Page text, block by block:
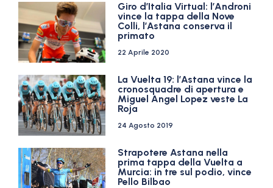
Giro d’Italia Virtual: l’Androni
vince la tappa della Nove
Colli, l’Astana conserva il
primato
22 Aprile 2020
La Vuelta 19: l’Astana vince la
cronosquadre di apertura e
Miguel Angel Lopez veste La
Roja
24 Agosto 2019
Strapotere Astana nella
prima tappa della Vuelta a
Murcia: in tre sul podio, vince
Pello Bilbao